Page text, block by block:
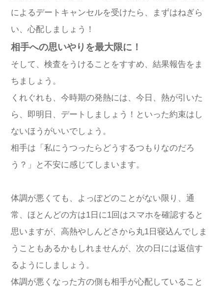
によるデートキャンセルを受けたら、まずはねぎら
い、心配しましょう！
相手への思いやりを最大限に！
そして、検査をうけることをすすめ、結果報告をま
ちましょう。
くれぐれも、今時期の発熱には、今日、熱が引いた
ら、即明日、デートしましょう！といった約束はし
ないほうがいいでしょう。
相手は「私にうつったらどうするつもりなのだろ
う？」と不安に感じてしまいます。
体調が悪くても、よっぽどのことがない限り、通
常、ほとんどの方は1日に1回はスマホを確認すると
思いますが、高熱やしんどさから丸1日寝込んでしま
うこともあるかもしれませんが、次の日には返信す
るようにしましょう。
体調が悪くなった方の側も相手が心配していること